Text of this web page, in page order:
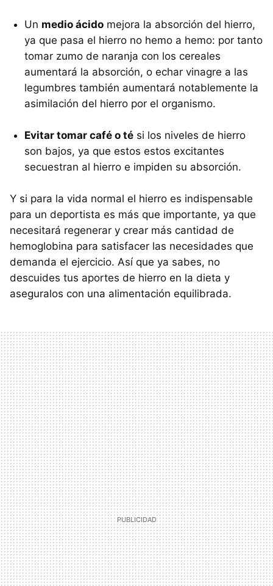
Un medio ácido mejora la absorción del hierro,
ya que pasa el hierro no hemo a hemo: por tanto
tomar zumo de naranja con los cereales
aumentará la absorción, o echar vinagre a las
legumbres también aumentará notablemente la
asimilación del hierro por el organismo.
Evitar tomar café o té si los niveles de hierro
son bajos, ya que estos estos excitantes
secuestran al hierro e impiden su absorción.
Y si para la vida normal el hierro es indispensable
para un deportista es más que importante, ya que
necesitará regenerar y crear más cantidad de
hemoglobina para satisfacer las necesidades que
demanda el ejercicio. Así que ya sabes, no
descuides tus aportes de hierro en la dieta y
aseguralos con una alimentación equilibrada.